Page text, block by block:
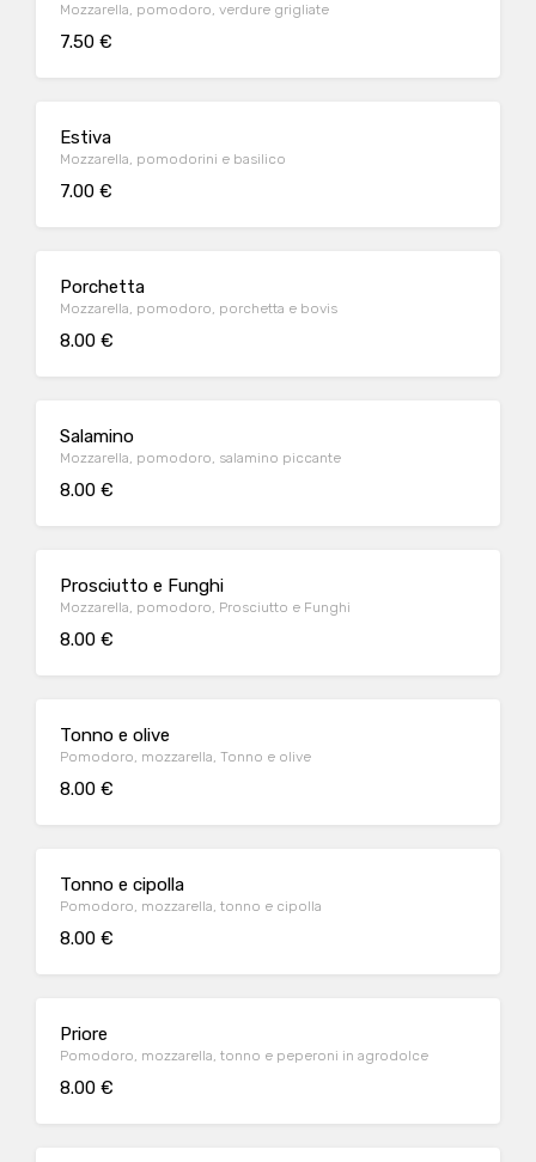
Mozzarella, pomodoro, verdure grigliate
7.50 €
Estiva
Mozzarella, pomodorini e basilico
7.00 €
Porchetta
Mozzarella, pomodoro, porchetta e bovis
8.00 €
Salamino
Mozzarella, pomodoro, salamino piccante
8.00 €
Prosciutto e Funghi
Mozzarella, pomodoro, Prosciutto e Funghi
8.00 €
Tonno e olive
Pomodoro, mozzarella, Tonno e olive
8.00 €
Tonno e cipolla
Pomodoro, mozzarella, tonno e cipolla
8.00 €
Priore
Pomodoro, mozzarella, tonno e peperoni in agrodolce
8.00 €